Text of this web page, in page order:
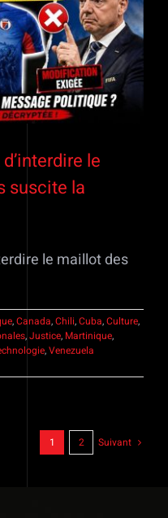
le
suscite la
le maillot des
,Canada,Chili,Cuba,Culture,
,Justice, Martinique,
,Venezuela
1 2 Suivant